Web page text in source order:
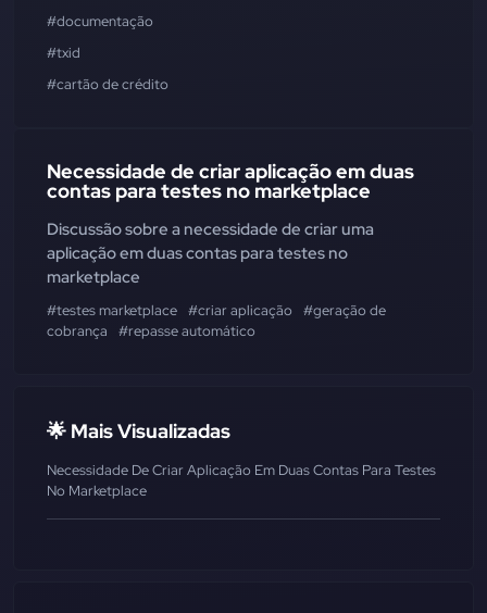
#documentação
#txid
#cartão de crédito
Necessidade de criar aplicação em duas
contas para testes no marketplace
Discussão sobre a necessidade de criar uma
aplicação em duas contas para testes no
marketplace
#testes marketplace #criar aplicação
#geração de
cobrança
#repasse automático
🌟 Mais Visualizadas
Necessidade De Criar Aplicação Em Duas Contas Para Testes
No Marketplace